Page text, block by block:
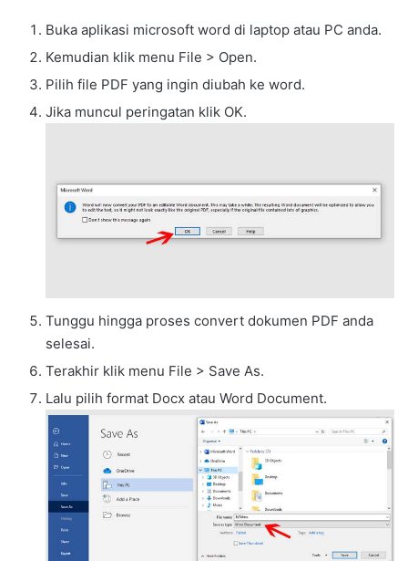
Buka aplikasi microsoft word di laptop atau PC anda.
Kemudian klik menu File > Open.
Pilih file PDF yang ingin diubah ke word.
Jika muncul peringatan klik OK.
Tunggu hingga proses convert dokumen PDF anda
selesai.
Terakhir klik menu File > Save As.
Lalu pilih format Docx atau Word Document.